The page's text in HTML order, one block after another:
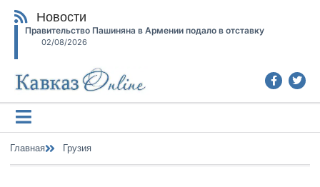
Новости
Правительство Пашиняна в Армении подало в отставку
02/08/2026
Главная Грузия